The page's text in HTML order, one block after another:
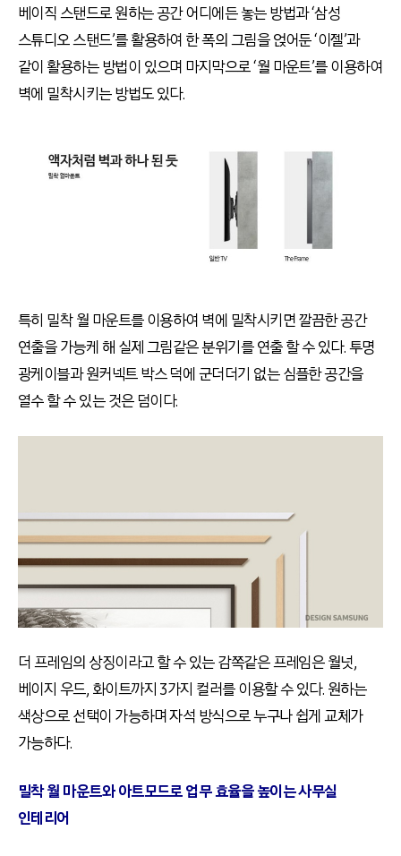
베이직 스탠드로 원하는 공간 어디에든 놓는 방법과 ‘삼성
스튜디오 스탠드’를 활용하여 한 폭의 그림을 얹어둔 ‘이젤’과
같이 활용하는 방법이 있으며 마지막으로 ‘월 마운트’를 이용하여
벽에 밀착시키는 방법도 있다.
특히 밀착 월 마운트를 이용하여 벽에 밀착시키면 깔끔한 공간
연출을 가능케 해 실제 그림같은 분위기를 연출 할 수 있다. 투명
광케이블과 원커넥트 박스 덕에 군더더기 없는 심플한 공간을
열수 할 수 있는 것은 덤이다.
더 프레임의 상징이라고 할 수 있는 감쪽같은 프레임은 월넛,
베이지 우드, 화이트까지 3가지 컬러를 이용할 수 있다. 원하는
색상으로 선택이 가능하며 자석 방식으로 누구나 쉽게 교체가
가능하다.
밀착 월 마운트와 아트모드로 업무 효율을 높이는 사무실
인테리어